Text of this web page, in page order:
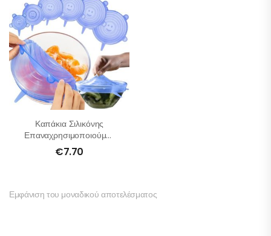
Καπάκια Σιλικόνης
Επαναχρησιμοποιούμενα
– Σετ 6 Τμχ
€7.70
Εμφάνιση του μοναδικού αποτελέσματος